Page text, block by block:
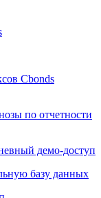
Cbonds
по отчетности